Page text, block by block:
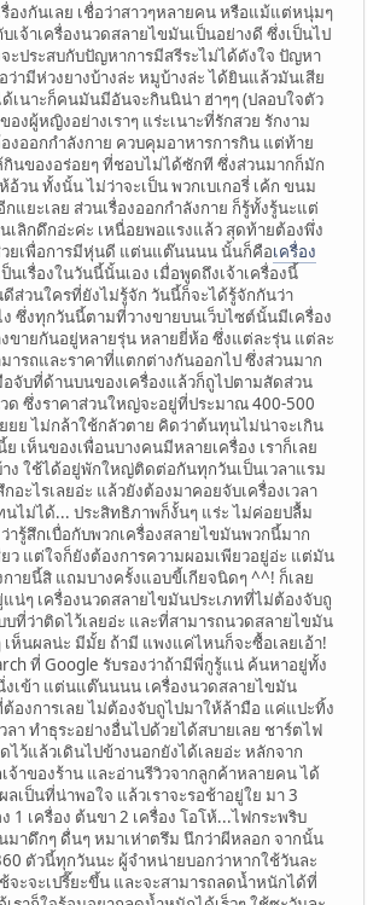
องกันเลย เชื่อว่าสาวๆหลายคน หรือแม้แต่หนุ่มๆ
เจ้าเครื่องนวดสลายไขมันเป็นอย่างดี ซึ่งเป็นไป
ะประสบกับปัญหาการมีสรีระไม่ได้ดังใจ ปัญหา
ามีห่วงยางบ้างล่ะ หมูบ้างล่ะ ได้ยินแล้วมันเสีย
เนาะก็คนมันมีอันจะกินนิน่า ฮ่าๆๆ (ปลอบใจตัว
องผู้หญิงอย่างเราๆ แร่ะเนาะที่รักสวย รักงาม
งออกกำลังกาย ควบคุมอาหารการกิน แต่ท้าย
นของอร่อยๆ ที่ชอบไม่ได้ซักที ซึ่งส่วนมากก็มัก
วน ทั้งนั้น ไม่ว่าจะเป็น พวกเบเกอรี่ เค้ก ขนม
แยะเลย ส่วนเรื่องออกกำลังกาย ก็รู้ทั้งรู้นะแต่
เลิกดึกอ่ะค่ะ เหนื่อยพอแรงแล้ว สุดท้ายต้องพึ่ง
ยเพื่อการมีหุ่นดี แต่นแต๊นนนน นั้นก็คือเครื่อง
นเรื่องในวันนี้นั้นเอง เมื่อพูดถึงเจ้าเครื่องนี้
ส่วนใครที่ยังไม่รู้จัก วันนี้ก็จะได้รู้จักกันว่า
ง ซึ่งทุกวันนี้ตามที่วางขายบนเว็บไซต์นั้นมีเครื่อง
ขายกันอยู่หลายรุ่น หลายยี่ห้อ ซึ่งแต่ละรุ่น แต่ละ
ารถและราคาที่แตกต่างกันออกไป ซึ่งส่วนมาก
จับที่ด้านบนของเครื่องแล้วก็ถูไปตามสัดส่วน
ด ซึ่งราคาส่วนใหญ่จะอยู่ที่ประมาณ 400-500
ย ไม่กล้าใช้กลัวตาย คิดว่าต้นทุนไม่น่าจะเกิน
เห็นของเพื่อนบางคนมีหลายเครื่อง เราก็เลย
ง ใช้ได้อยู่พักใหญ่ติดต่อกันทุกวันเป็นเวลาแรม
อะไรเลยอ่ะ แล้วยังต้องมาคอยจับเครื่องเวลา
ไม่ได้... ประสิทธิภาพก็งั้นๆ แร่ะ ไม่ค่อยปลื้ม
ารู้สึกเบื่อกับพวกเครื่องสลายไขมันพวกนี้มาก
ยว แต่ใจก็ยังต้องการความผอมเพียวอยู่อ่ะ แต่มัน
กายนี้สิ แถมบางครั้งแอบขี้เกียจนิดๆ ^^! ก็เลย
น่ๆ เครื่องนวดสลายไขมันประเภทที่ไม่ต้องจับถู
ที่ว่าติดไว้เลยอ่ะ และที่สามารถนวดสลายไขมัน
ห็นผลน่ะ มีมั้ย ถ้ามี แพงแค่ไหนก็จะซื้อเลยเอ้า!
ที่ Google รับรองว่าถ้ามีพี่กูรู้แน่ ค้นหาอยู่ทั้ง
งเข้า แต่นแต๊นนนน เครื่องนวดสลายไขมัน
องการเลย ไม่ต้องจับถูไปมาให้ล้ามือ แค่แปะทิ้ง
า ทำธุระอย่างอื่นไปด้วยได้สบายเลย ชาร์ตไฟ
ไว้แล้วเดินไปข้างนอกยังได้เลยอ่ะ หลักจาก
จ้าของร้าน และอ่านรีวิวจากลูกค้าหลายคน ได้
เป็นที่น่าพอใจ แล้วเราจะรอช้าอยู่ใย มา 3
1 เครื่อง ต้นขา 2 เครื่อง โอโห้...ไฟกระพริบ
มาดึกๆ ดื่นๆ หมาเห่าตรึม นึกว่าผีหลอก จากนั้น
ตัวนี้ทุกวันนะ ผู้จำหน่ายบอกว่าหากใช้วันละ
จะจะเปรี๊ยะขึ้น และจะสามารถลดน้ำหนักได้ที่